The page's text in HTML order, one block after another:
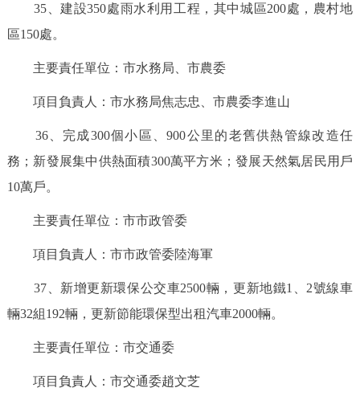
35、建設350處雨水利用工程，其中城區200處，農村地
區150處。
主要責任單位：市水務局、市農委
項目負責人：市水務局焦志忠、市農委李進山
36、完成300個小區、900公里的老舊供熱管線改造任
務；新發展集中供熱面積300萬平方米；發展天然氣居民用戶
10萬戶。
主要責任單位：市市政管委
項目負責人：市市政管委陸海軍
37、新增更新環保公交車2500輛，更新地鐵1、2號線車
輛32組192輛，更新節能環保型出租汽車2000輛。
主要責任單位：市交通委
項目負責人：市交通委趙文芝